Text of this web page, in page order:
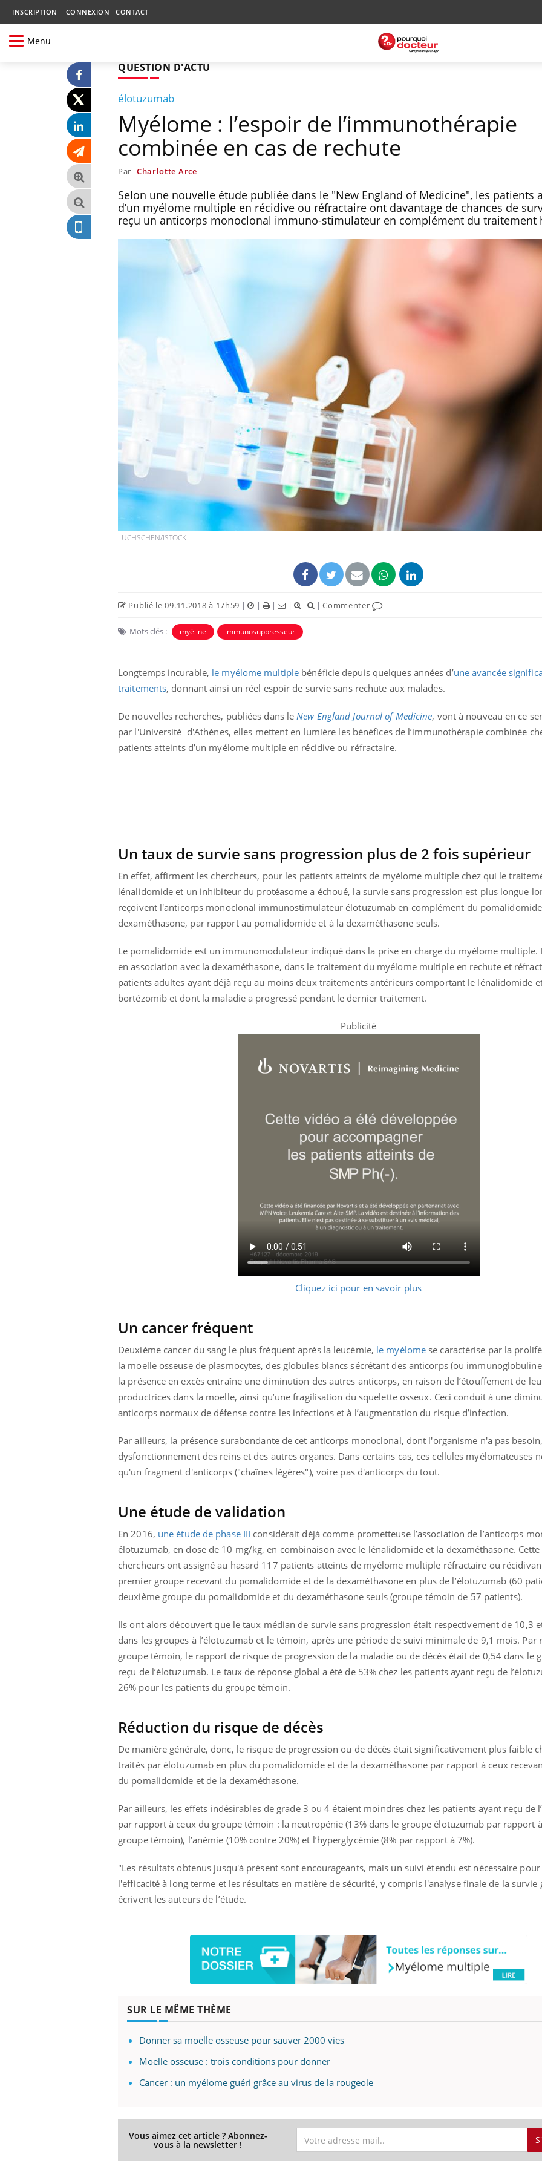
INSCRIPTION CONNEXION CONTACT
Menu
QUESTION D'ACTU
élotuzumab
Myélome : l’espoir de l’immunothérapie
combinée en cas de rechute
Par Charlotte Arce
Selon une nouvelle étude publiée dans le "New England of Medicine", les patients
d’un myélome multiple en récidive ou réfractaire ont davantage de chances de
reçu un anticorps monoclonal immuno-stimulateur en complément du traitement
LUCHSCHEN/ISTOCK
Publié le 09.11.2018 à 17h59 | | | | |Commenter
Mots clés : myéline immunosuppresseur
Longtemps incurable, le myélome multiple bénéficie depuis quelques années d’une avancée
traitements, donnant ainsi un réel espoir de survie sans rechute aux malades.
De nouvelles recherches, publiées dans le New England Journal of Medicine, vont à nouveau en ce
par l'Université d'Athènes, elles mettent en lumière les bénéfices de l’immunothérapie combinée
patients atteints d’un myélome multiple en récidive ou réfractaire.
Un taux de survie sans progression plus de 2 fois supérieur
En effet, affirment les chercheurs, pour les patients atteints de myélome multiple chez qui le
lénalidomide et un inhibiteur du protéasome a échoué, la survie sans progression est plus longue
reçoivent l'anticorps monoclonal immunostimulateur élotuzumab en complément du
dexaméthasone, par rapport au pomalidomide et à la dexaméthasone seuls.
Le pomalidomide est un immunomodulateur indiqué dans la prise en charge du myélome multiple.
en association avec la dexaméthasone, dans le traitement du myélome multiple en rechute et
patients adultes ayant déjà reçu au moins deux traitements antérieurs comportant le lénalidomide
bortézomib et dont la maladie a progressé pendant le dernier traitement.
Publicité
Cliquez ici pour en savoir plus
Un cancer fréquent
Deuxième cancer du sang le plus fréquent après la leucémie, le myélome se caractérise par la
la moelle osseuse de plasmocytes, des globules blancs sécrétant des anticorps (ou
la présence en excès entraîne une diminution des autres anticorps, en raison de l’étouffement de
productrices dans la moelle, ainsi qu’une fragilisation du squelette osseux. Ceci conduit à une
anticorps normaux de défense contre les infections et à l’augmentation du risque d’infection.
Par ailleurs, la présence surabondante de cet anticorps monoclonal, dont l'organisme n'a pas
dysfonctionnement des reins et des autres organes. Dans certains cas, ces cellules myélomateuses
qu'un fragment d'anticorps ("chaînes légères"), voire pas d'anticorps du tout.
Une étude de validation
En 2016, une étude de phase III considérait déjà comme prometteuse l’association de l’anticorps
élotuzumab, en dose de 10 mg/kg, en combinaison avec le lénalidomide et la dexaméthasone.
chercheurs ont assigné au hasard 117 patients atteints de myélome multiple réfractaire ou
premier groupe recevant du pomalidomide et de la dexaméthasone en plus de l’élotuzumab (60
deuxième groupe du pomalidomide et du dexaméthasone seuls (groupe témoin de 57 patients).
Ils ont alors découvert que le taux médian de survie sans progression était respectivement de 10,3
dans les groupes à l’élotuzumab et le témoin, après une période de suivi minimale de 9,1 mois. Par
groupe témoin, le rapport de risque de progression de la maladie ou de décès était de 0,54 dans le
reçu de l’élotuzumab. Le taux de réponse global a été de 53% chez les patients ayant reçu de
26% pour les patients du groupe témoin.
Réduction du risque de décès
De manière générale, donc, le risque de progression ou de décès était significativement plus faible
traités par élotuzumab en plus du pomalidomide et de la dexaméthasone par rapport à ceux
du pomalidomide et de la dexaméthasone.
Par ailleurs, les effets indésirables de grade 3 ou 4 étaient moindres chez les patients ayant reçu de
par rapport à ceux du groupe témoin : la neutropénie (13% dans le groupe élotuzumab par rapport
groupe témoin), l’anémie (10% contre 20%) et l’hyperglycémie (8% par rapport à 7%).
"Les résultats obtenus jusqu'à présent sont encourageants, mais un suivi étendu est nécessaire
l'efficacité à long terme et les résultats en matière de sécurité, y compris l'analyse finale de la survie
écrivent les auteurs de l’étude.
SUR LE MÊME THÈME
Donner sa moelle osseuse pour sauver 2000 vies
Moelle osseuse : trois conditions pour donner
Cancer : un myélome guéri grâce au virus de la rougeole
Vous aimez cet article ? Abonnez-
vous à la newsletter !
Chikungunya, dengue,
West Nile : que se passe-
t-il dans le sud de la
France ?
enceintes
La sieste empêche-t-elle
de dormir la nuit ?
Fortes
noyade
Insuline & Charge mentale : et si on
En 2026, l'insuline dans le diabète de type 2
reste entourée d'idées reçues chez les
patients comme parfois chez les soignants.
Youtube
Eczéma Chronique des Mains : se
L'été arrive… et avec lui, un tout nouveau
rythme de vie ! Vacances, plage, piscine,
soleil, activités en plein air… Nos mains
Youtube
Diabète & Ramadan
Le Ramadan approche,
nombreuses personnes
diabète, c'est une période
défis, mais ...